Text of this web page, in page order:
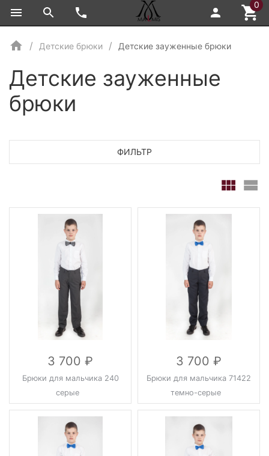
0
Детские брюки Детские зауженные брюки
Детские зауженные
брюки
ФИЛЬТР
3 700
Брюки для мальчика 240
серые
3 700
Брюки для мальчика 71422
темно-серые